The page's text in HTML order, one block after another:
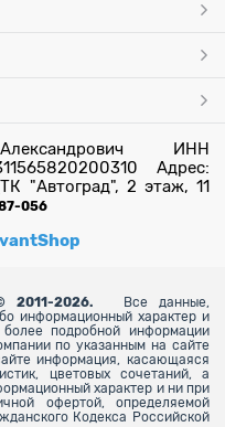
Александрович ИНН
Адрес:
"Автоград", 2 этаж, 11
056
2011-2026.
Все данные,
информационный характер и
подробной информации
по указанным на сайте
информация, касающаяся
цветовых сочетаний, а
характер и ни при
офертой, определяемой
Кодекса Российской